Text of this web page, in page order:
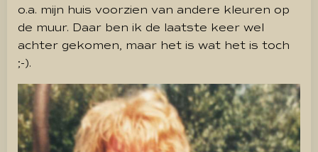
o.a. mijn huis voorzien van andere kleuren op
de muur. Daar ben ik de laatste keer wel
achter gekomen, maar het is wat het is toch
;-).